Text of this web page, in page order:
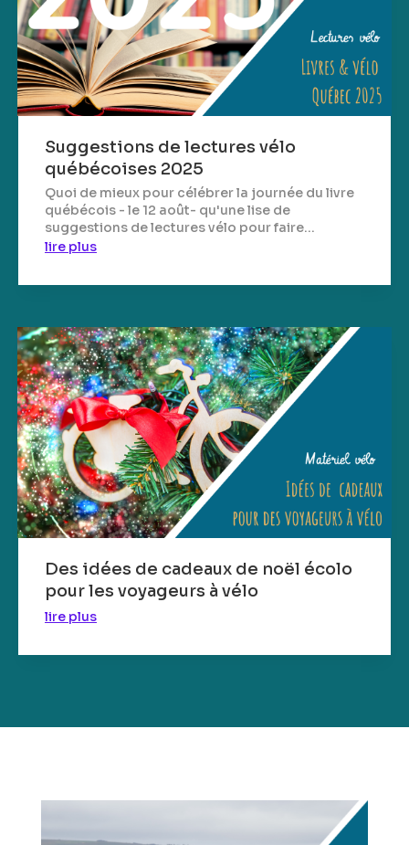
Suggestions de lectures vélo
québécoises 2025
Quoi de mieux pour célébrer la journée du livre
québécois - le 12 août- qu'une lise de
suggestions de lectures vélo pour faire...
lire plus
Des idées de cadeaux de noël écolo
pour les voyageurs à vélo
lire plus